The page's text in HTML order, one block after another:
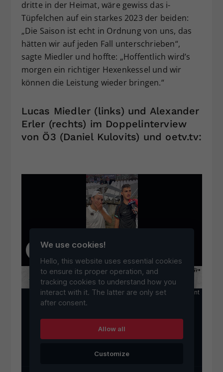
dritte in der Heimat, wäre gewiss das i-
Tüpfelchen auf ein starkes 2023 der beiden:
„Die Saison ist echt in Ordnung von uns, das
hätten wir auf jeden Fall unterschrieben“,
sagte Miedler und hoffte: „Hoffentlich wird’s
morgen ein richtiger Hexenkessel und wir
können die Leistung wieder bringen.“
Lucas Miedler (links) und Alexander
Erler (rechts) im Doppelinterview
von Ö3 (Daniel Kulovits) und oetv.tv: